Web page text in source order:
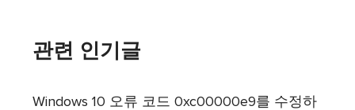
관련 인기글
Windows 10 오류 코드 0xc00000e9를 수정하